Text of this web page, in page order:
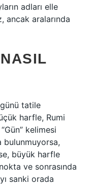
adları elle
ancak aralarında
günü tatile
harfle, Rumi
kelimesi
bulunmuyorsa,
büyük harfle
ve sonrasında
sanki orada